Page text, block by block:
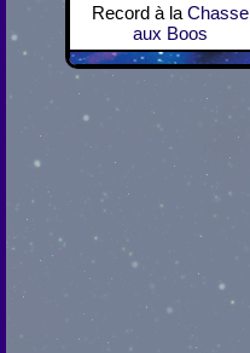
Record à la Chasse
aux Boos